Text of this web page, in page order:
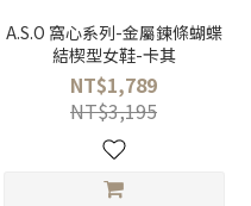
A.S.O 窩心系列-金屬鍊條蝴蝶
結楔型女鞋-卡其
NT$1,789
NT$3,195